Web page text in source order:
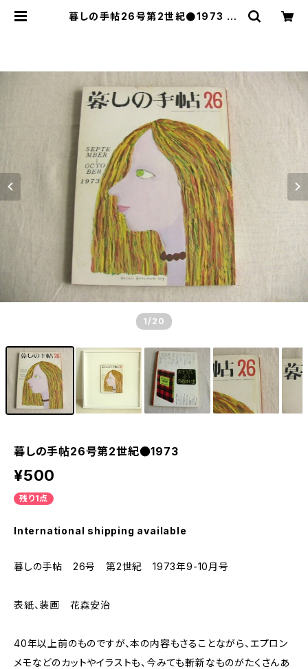
暮しの手帖26号第2世紀●1973 | l
1 /20
暮しの手帖26号第2世紀●1973
¥500
残り1点
International shipping available
暮しの手帖 26号 第2世紀 1973年9-10月号
表紙、装画 花森安治
40年以上前のものですが、本の内容もさることながら、エプロン
メモなどのカットやイラストも、今みても斬新なものがたくさんあ